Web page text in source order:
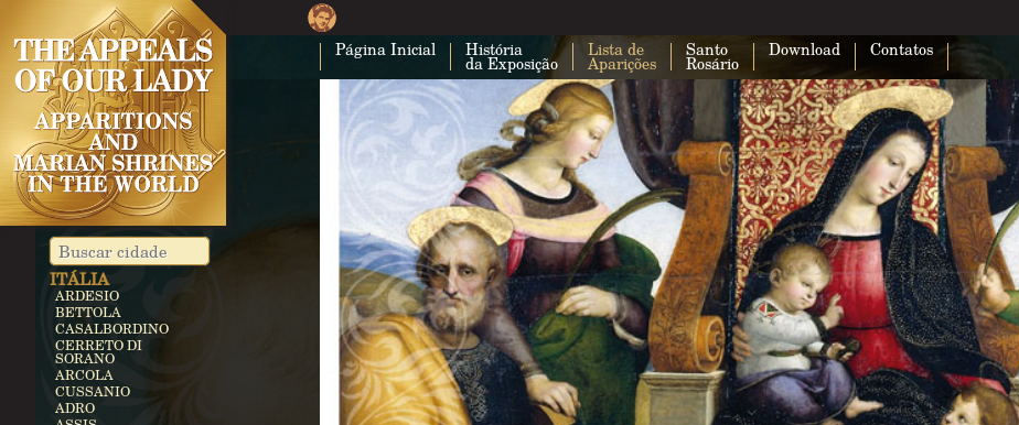
Página Inicial História
da Exposição
Lista de
Aparições
Santo
Rosário
Download Contatos
Esta página não carregou o Google Maps
corretamente.
Você é o proprietário deste site? OK
CUBA
COSTA RICA
CÁRTAGO
EGITO
ZEITUN
ALEMANHA
KEVELAER
HEROLDSBACH
HEEDE
MARIENFRIED
ÍNDIA
VAILANKANNI
KALLIKULAM
ITÁLIA
ARDESIO
BETTOLA
CASALBORDINO
CERRETO DI
SORANO
ARCOLA
CUSSANIO
ADRO